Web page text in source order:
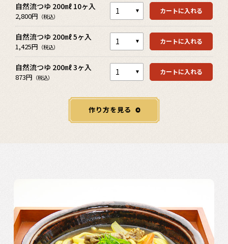
自然流つゆ 200㎖ 10ヶ入
2,800円 （税込）
カートに入れる
自然流つゆ 200㎖ 5ヶ入
1,425円 （税込）
カートに入れる
カートを見る
自然流つゆ 200㎖ 3ヶ入
873円 （税込）
カートに入れる
カートを見る